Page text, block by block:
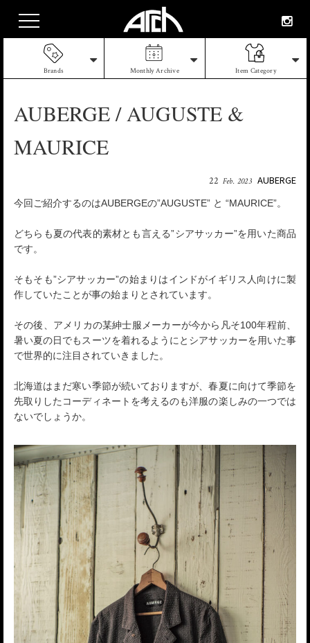
Brands Monthly Archive Item Category
AUBERGE / AUGUSTE &
MAURICE
22 Feb. 2023 AUBERGE
今回ご紹介するのはAUBERGEの”AUGUSTE” と “MAURICE”。
どちらも夏の代表的素材とも言える”シアサッカー”を用いた商品
です。
そもそも”シアサッカー”の始まりはインドがイギリス人向けに製
作していたことが事の始まりとされています。
その後、アメリカの某紳士服メーカーが今から凡そ100年程前、
暑い夏の日でもスーツを着れるようにとシアサッカーを用いた事
で世界的に注目されていきました。
北海道はまだ寒い季節が続いておりますが、春夏に向けて季節を
先取りしたコーディネートを考えるのも洋服の楽しみの一つでは
ないでしょうか。